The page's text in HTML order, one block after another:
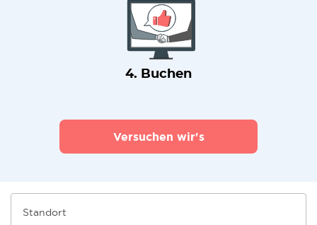
4. Buchen
Versuchen wir's